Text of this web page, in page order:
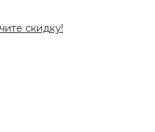
скидку!